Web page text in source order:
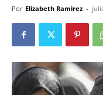
Por Elizabeth Ramirez -